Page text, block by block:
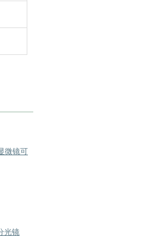
微镜可
光镜